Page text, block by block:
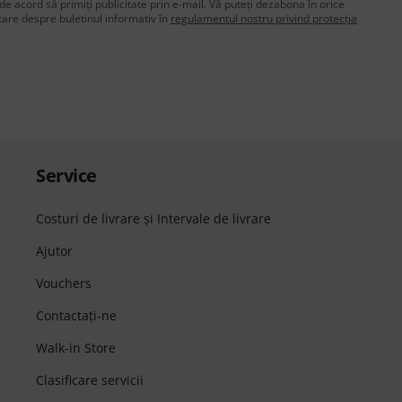
acord să primiți publicitate prin e-mail. Vă puteți dezabona în orice
despre buletinul informativ în regulamentul nostru privind protecția
Service
Costuri de livrare şi Intervale de livrare
Ajutor
Vouchers
Contactaţi-ne
Walk-in Store
Clasificare servicii